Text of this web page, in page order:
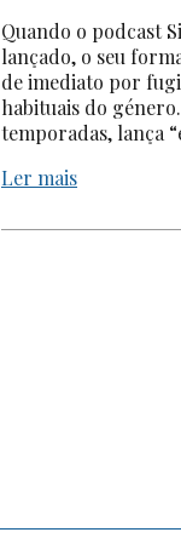
Quando o podcast
lançado, o seu
de imediato por
habituais do
temporadas, lança
Ler mais